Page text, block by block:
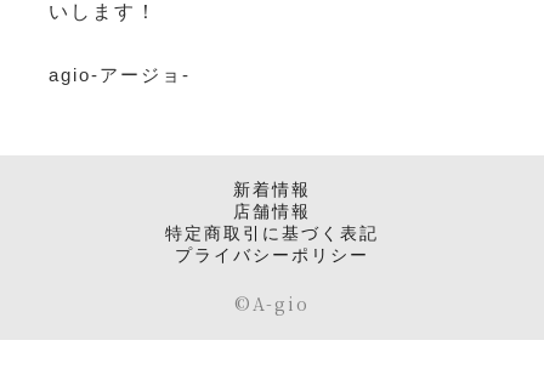
いします！
agio-アージョ-
新着情報
店舗情報
特定商取引に基づく表記
プライバシーポリシー
©️A-gio